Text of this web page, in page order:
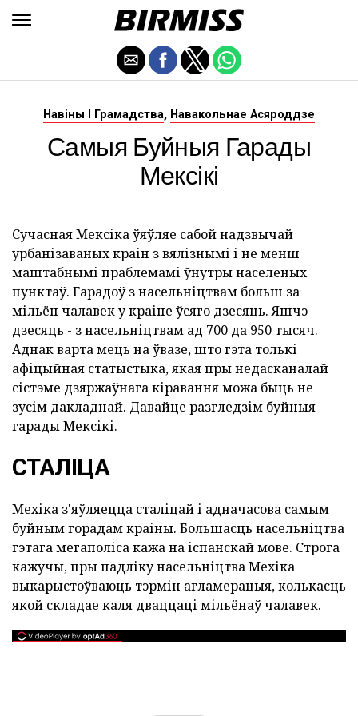
Навіны І Грамадства, Навакольнае Асяроддзе
Самыя Буйныя Гарады
Мексікі
Сучасная Мексіка ўяўляе сабой надзвычай
урбанізаваных краін з вялізнымі і не менш
маштабнымі праблемамі ўнутры населеных
пунктаў. Гарадоў з насельніцтвам больш за
мільён чалавек у краіне ўсяго дзесяць. Яшчэ
дзесяць - з насельніцтвам ад 700 да 950 тысяч.
Аднак варта мець на ўвазе, што гэта толькі
афіцыйная статыстыка, якая пры недасканалай
сістэме дзяржаўнага кіравання можа быць не
зусім дакладнай. Давайце разгледзім буйныя
гарады Мексікі.
СТАЛІЦА
Мехіка з'яўляецца сталіцай і адначасова самым
буйным горадам краіны. Большасць насельніцтва
гэтага мегаполіса кажа на іспанскай мове. Строга
кажучы, пры падліку насельніцтва Мехіка
выкарыстоўваюць тэрмін агламерацыя, колькасць
якой складае каля дваццаці мільёнаў чалавек.